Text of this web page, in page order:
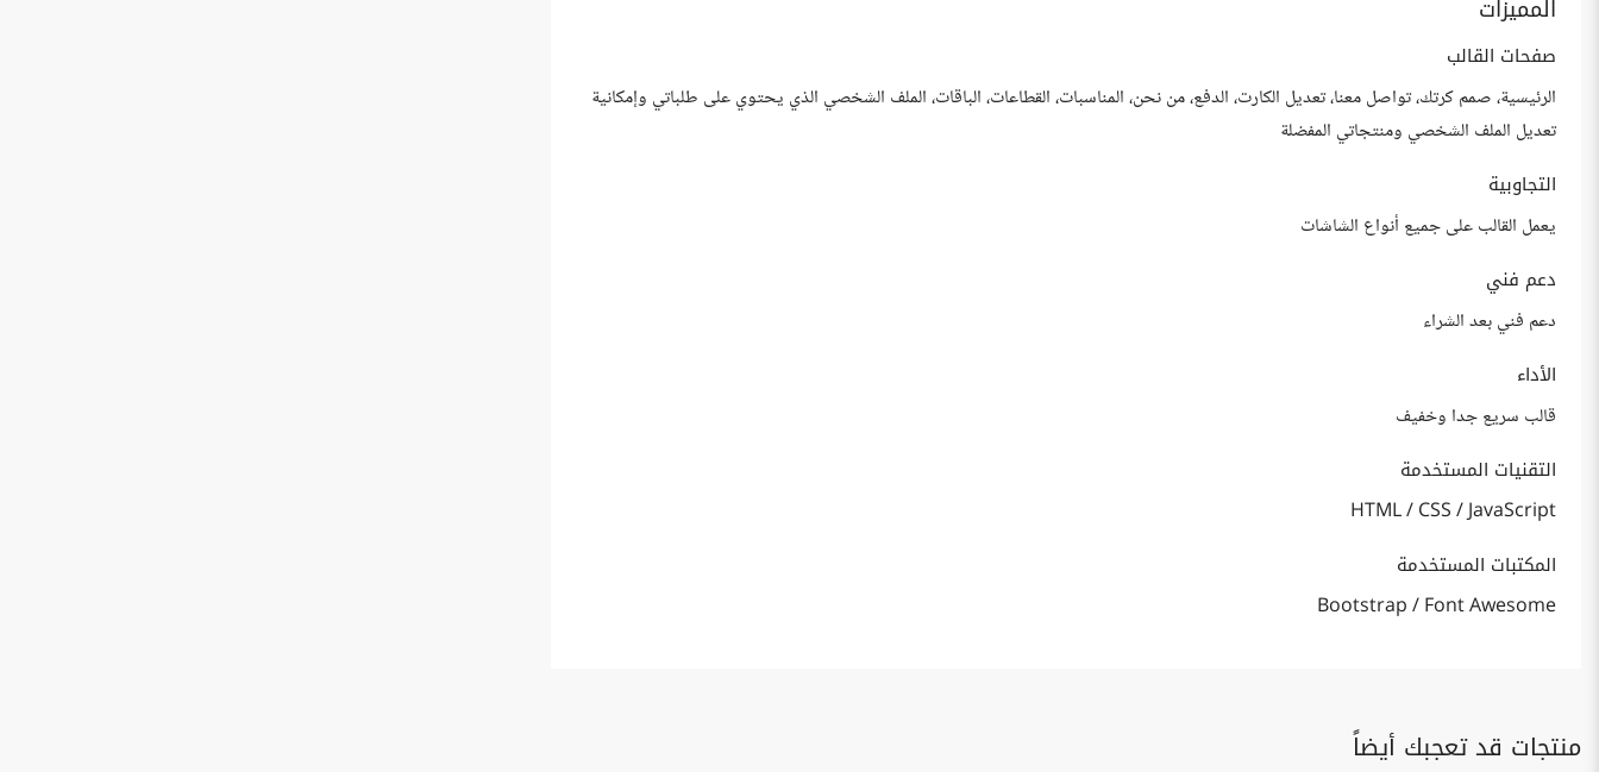
المميزات
صفحات القالب
الرئيسية، صمم كرتك، تواصل معنا، تعديل الكارت، الدفع، من نحن، المناسبات، القطاعات، الباقات، الملف الشخصي الذي يحتوي على طلباتي وإمكانية
تعديل الملف الشخصي ومنتجاتي المفضلة
التجاوبية
يعمل القالب على جميع أنواع الشاشات
دعم فني
دعم فني بعد الشراء
الأداء
قالب سريع جدا وخفيف
التقنيات المستخدمة
HTML / CSS / JavaScript
المكتبات المستخدمة
Bootstrap / Font Awesome
منتجات قد تعجبك أيضاً